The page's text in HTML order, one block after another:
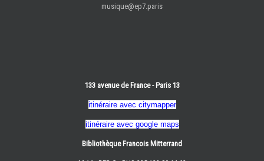
musique@ep7.paris
133 avenue de France - Paris 13
itinéraire avec citymapper
itinéraire avec google maps
Bibliothèque Francois Mitterrand